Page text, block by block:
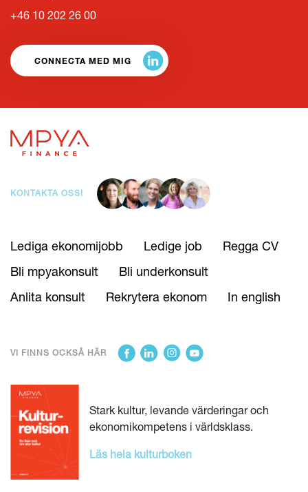
+46 10 202 26 00
CONNECTA MED MIG
Lediga ekonomijobb Ledige job
Regga CV
Bli mpyakonsult
Bli underkonsult
Anlita konsult
Rekrytera ekonom In english
Stark kultur, levande värderingar och
ekonomikompetens i världsklass.
Läs hela kulturboken
KONTAKTA OSS!
VI FINNS OCKSÅ HÄR